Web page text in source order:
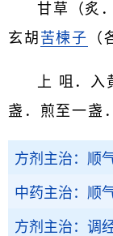
甘草（炙
玄胡 苦楝子
上 咀．入
盏．煎至一盏
方剂主治：顺
中药主治：顺
方剂主治：调